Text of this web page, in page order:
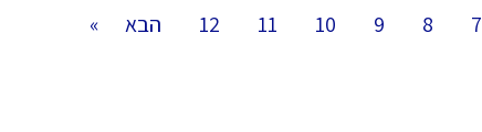
7
8
9
10
11
12 הבא »